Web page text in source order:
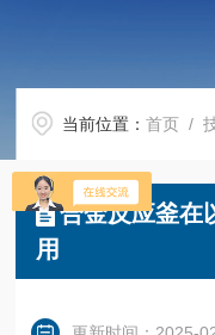
当前位置：首页 /
合金反应釜在
用